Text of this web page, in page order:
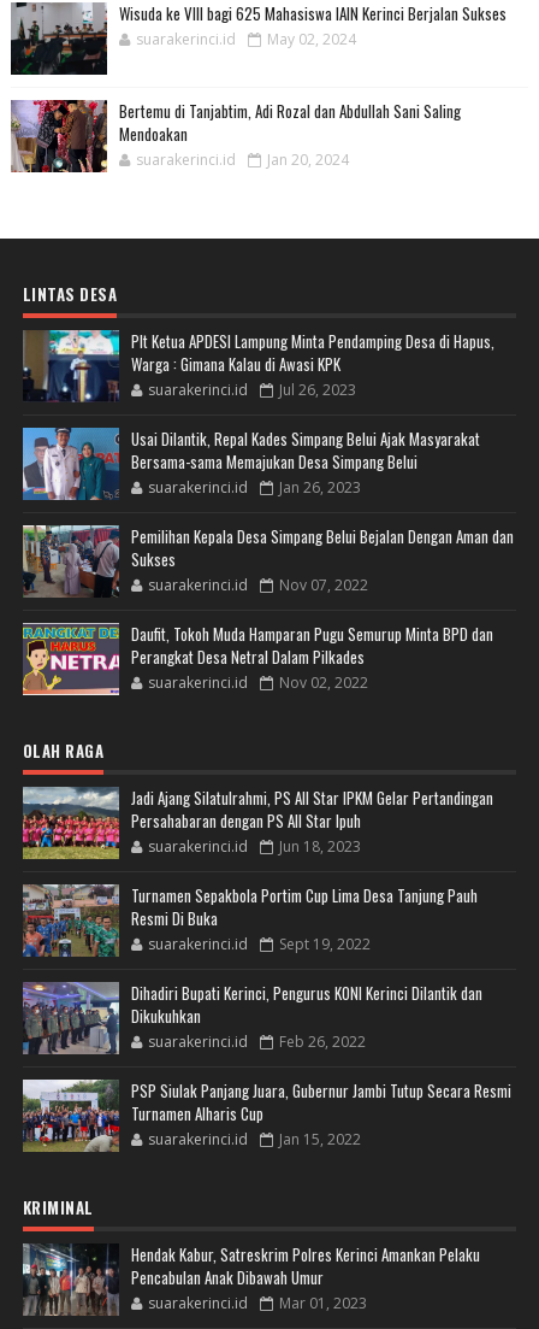
Wisuda ke VIII bagi 625 Mahasiswa IAIN Kerinci Berjalan Sukses
suarakerinci.id May 02, 2024
Bertemu di Tanjabtim, Adi Rozal dan Abdullah Sani Saling
Mendoakan
suarakerinci.id Jan 20, 2024
LINTAS DESA
Plt Ketua APDESI Lampung Minta Pendamping Desa di Hapus,
Warga : Gimana Kalau di Awasi KPK
suarakerinci.id Jul 26, 2023
Usai Dilantik, Repal Kades Simpang Belui Ajak Masyarakat
Bersama-sama Memajukan Desa Simpang Belui
suarakerinci.id Jan 26, 2023
Pemilihan Kepala Desa Simpang Belui Bejalan Dengan Aman dan
Sukses
suarakerinci.id Nov 07, 2022
Daufit, Tokoh Muda Hamparan Pugu Semurup Minta BPD dan
Perangkat Desa Netral Dalam Pilkades
suarakerinci.id Nov 02, 2022
OLAH RAGA
Jadi Ajang Silatulrahmi, PS All Star IPKM Gelar Pertandingan
Persahabaran dengan PS All Star Ipuh
suarakerinci.id Jun 18, 2023
Turnamen Sepakbola Portim Cup Lima Desa Tanjung Pauh
Resmi Di Buka
suarakerinci.id Sept 19, 2022
Dihadiri Bupati Kerinci, Pengurus KONI Kerinci Dilantik dan
Dikukuhkan
suarakerinci.id Feb 26, 2022
PSP Siulak Panjang Juara, Gubernur Jambi Tutup Secara Resmi
Turnamen Alharis Cup
suarakerinci.id Jan 15, 2022
KRIMINAL
Hendak Kabur, Satreskrim Polres Kerinci Amankan Pelaku
Pencabulan Anak Dibawah Umur
suarakerinci.id Mar 01, 2023